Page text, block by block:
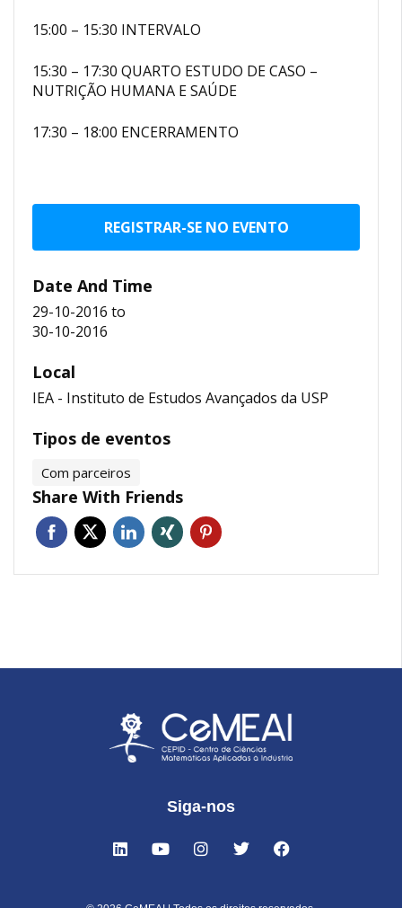
15:00 – 15:30 INTERVALO
15:30 – 17:30 QUARTO ESTUDO DE CASO –
NUTRIÇÃO HUMANA E SAÚDE
17:30 – 18:00 ENCERRAMENTO
REGISTRAR-SE NO EVENTO
Date And Time
29-10-2016 to
30-10-2016
Local
IEA - Instituto de Estudos Avançados da USP
Tipos de eventos
Com parceiros
Share With Friends
Siga-nos